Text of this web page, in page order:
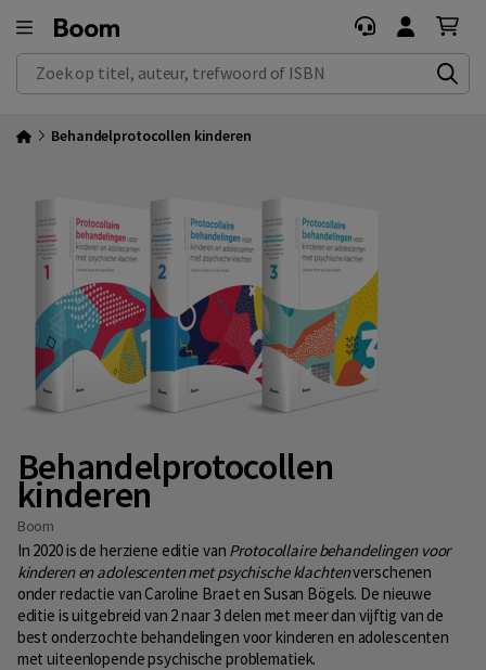
Zoek op titel, auteur, trefwoord of ISBN
Behandelprotocollen kinderen
Behandelprotocollen
kinderen
Boom
In 2020 is de herziene editie van Protocollaire behandelingen voor
kinderen en adolescenten met psychische klachtenverschenen
onder redactie van Caroline Braet en Susan Bögels. De nieuwe
editie is uitgebreid van 2 naar 3 delen met meer dan vijftig van de
best onderzochte behandelingen voor kinderen en adolescenten
met uiteenlopende psychische problematiek.